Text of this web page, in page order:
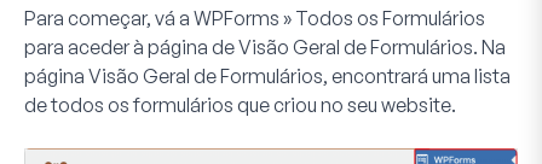
Para começar, vá a WPForms » Todos os Formulários
para aceder à página de Visão Geral de Formulários. Na
página Visão Geral de Formulários, encontrará uma lista
de todos os formulários que criou no seu website.